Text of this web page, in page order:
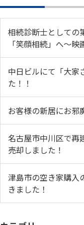
相続診断士としての
「笑顔相続」へ～
中日ビルにて「大家
た！！
お客様の新居にお邪
名古屋市中川区で再
売却しました！
津島市の空き家購入
きました！